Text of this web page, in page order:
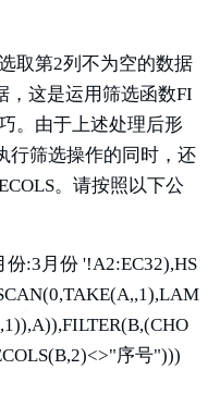
取第2列不为空的数据
，这是运用筛选函数FI
。由于上述处理后形
行筛选操作的同时，还
。请按照以下公
:3月份 '!A2:EC32),HS
序号")))